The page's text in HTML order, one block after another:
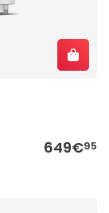
649€95